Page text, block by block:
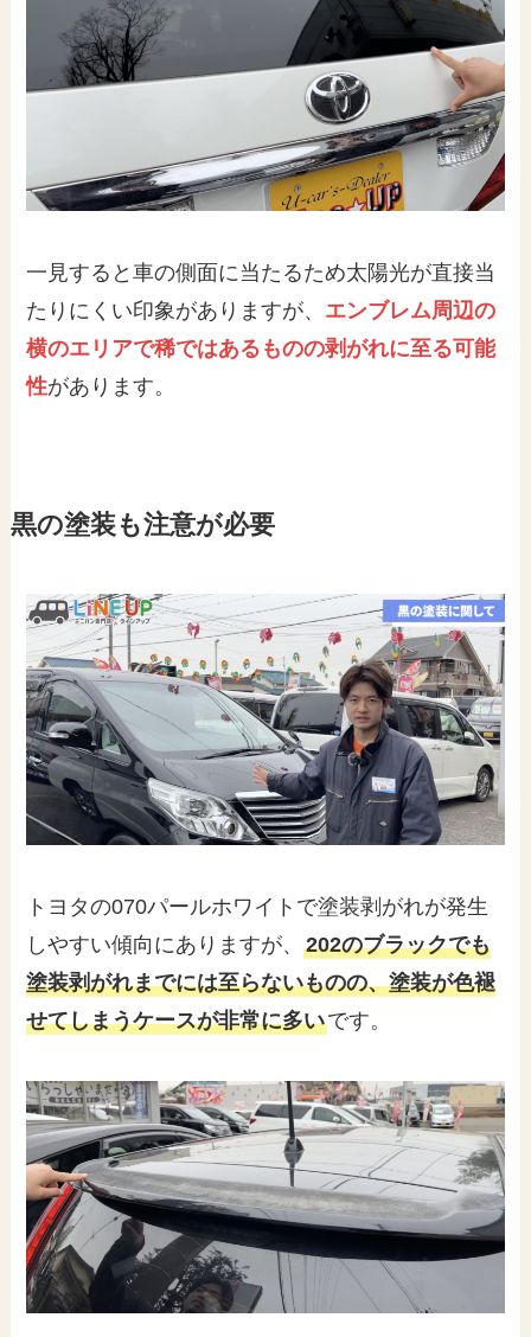
一見すると車の側面に当たるため太陽光が直接当
たりにくい印象がありますが、 エンブレム周辺の
横のエリアで稀ではあるものの剥がれに至る可能
性があります。
黒の塗装も注意が必要
トヨタの070パールホワイトで塗装剥がれが発生
しやすい傾向にありますが、202のブラックでも
塗装剥がれまでには至らないものの、塗装が色褪
せてしまうケースが非常に多いです。